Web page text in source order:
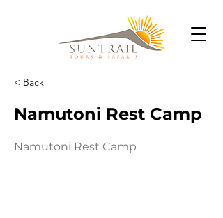
< Back
Namutoni Rest Camp
Namutoni Rest Camp